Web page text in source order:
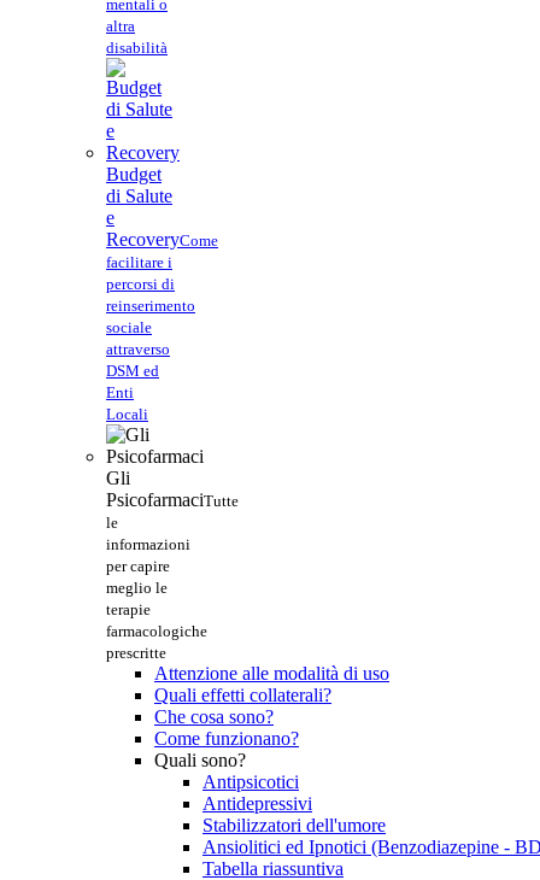
mentali o
altra
disabilità
Budget
di Salute
e
RecoveryCome
facilitare i
percorsi di
reinserimento
sociale
attraverso
DSM ed
Enti
Locali
Gli
PsicofarmaciTutte
le
informazioni
per capire
meglio le
terapie
farmacologiche
prescritte
Attenzione alle modalità di uso
Quali effetti collaterali?
Che cosa sono?
Come funzionano?
Quali sono?
Antipsicotici
Antidepressivi
Stabilizzatori dell'umore
Ansiolitici ed Ipnotici (Benzodiazepine -
Tabella riassuntiva